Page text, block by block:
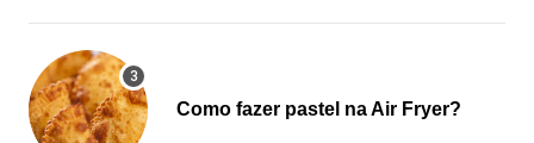
Como fazer pastel na Air Fryer?